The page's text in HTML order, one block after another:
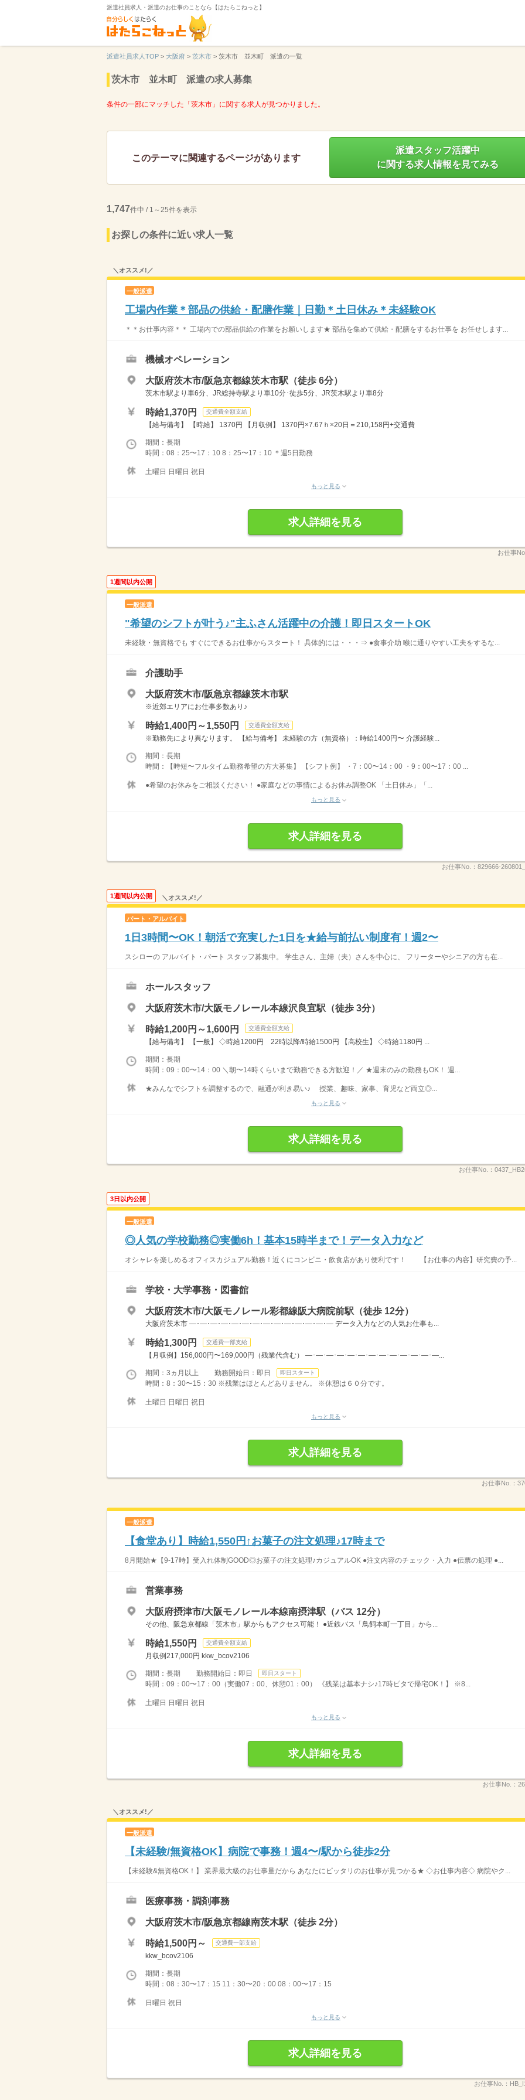
派遣社員求人・派遣のお仕事のことなら【はたらこねっと】
派遣社員求人TOP > 大阪府 > 茨木市 > 茨木市 並木町 派遣の一覧
茨木市 並木町 派遣の求人募集
条件の一部にマッチした「茨木市」に関する求人が見つかりました。
このテーマに関連するページがあります
派遣スタッフ活躍中
に関する求人情報を見てみる
1,747件中 / 1～25件を表示
お探しの条件に近い求人一覧
＼オススメ!／
一般派遣
工場内作業＊部品の供給・配膳作業｜日勤＊土日休み＊未経験OK
＊＊お仕事内容＊＊ 工場内での部品供給の作業をお願いします★ 部品を集めて供給・配膳をするお仕事を お任せします...
機械オペレーション
大阪府茨木市/阪急京都線茨木市駅（徒歩 6分）
茨木市駅より車6分、JR総持寺駅より車10分･徒歩5分、JR茨木駅より車8分
時給1,370円 交通費全額支給
【給与備考】 【時給】 1370円 【月収例】 1370円×7.67ｈ×20日＝210,158円+交通費
期間：長期
時間：08：25〜17：10 8：25〜17：10 ＊週5日勤務
土曜日 日曜日 祝日
もっと見る
求人詳細を見る
お仕事
1週間以内公開
一般派遣
"希望のシフトが叶う♪"主ふさん活躍中の介護！即日スタートOK
未経験・無資格でも すぐにできるお仕事からスタート！ 具体的には・・・⇒ ●食事介助 喉に通りやすい工夫をするな...
介護助手
大阪府茨木市/阪急京都線茨木市駅
※近郊エリアにお仕事多数あり♪
時給1,400円～1,550円 交通費全額支給
※勤務先により異なります。 【給与備考】 未経験の方（無資格）：時給1400円〜 介護経験...
期間：長期
時間：【時短〜フルタイム勤務希望の方大募集】 【シフト例】 ・7：00〜14：00 ・9：00〜17：00 ...
●希望のお休みをご相談ください！ ●家庭などの事情によるお休み調整OK 「土日休み」「...
もっと見る
求人詳細を見る
お仕事No.： 829666-
1週間以内公開 ＼オススメ!／
パート・アルバイト
1日3時間〜OK！朝活で充実した1日を★給与前払い制度有！週2〜
スシローの アルバイト・パート スタッフ募集中。 学生さん、主婦（夫）さんを中心に、 フリーターやシニアの方も在...
ホールスタッフ
大阪府茨木市/大阪モノレール本線沢良宜駅（徒歩 3分）
時給1,200円～1,600円 交通費全額支給
【給与備考】 【一般】 ◇時給1200円 22時以降/時給1500円 【高校生】 ◇時給1180円 ...
期間：長期
時間：09：00〜14：00 ＼朝〜14時くらいまで勤務できる方歓迎！／ ★週末のみの勤務もOK！ 週...
★みんなでシフトを調整するので、融通が利き易い♪ 授業、趣味、家事、育児など両立◎...
もっと見る
求人詳細を見る
お仕事No.：
3日以内公開
一般派遣
◎人気の学校勤務◎実働6h！基本15時半まで！データ入力など
オシャレを楽しめるオフィスカジュアル勤務！近くにコンビニ・飲食店があり便利です！ 【お仕事の内容】研究費の予...
学校・大学事務・図書館
大阪府茨木市/大阪モノレール彩都線阪大病院前駅（徒歩 12分）
大阪府茨木市 ―･―･―･―･―･―･―･―･―･―･―･―･―･― データ入力などの人気お仕事も...
時給1,300円 交通費一部支給
【月収例】156,000円〜169,000円（残業代含む） ―･―･―･―･―･―･―･―･―･―･―･―･―...
期間：3ヵ月以上 勤務開始日：即日 即日スタート
時間：8：30〜15：30 ※残業はほとんどありません。 ※休憩は６０分です。
土曜日 日曜日 祝日
もっと見る
求人詳細を見る
お仕事No.：
一般派遣
【食堂あり】時給1,550円↑お菓子の注文処理♪17時まで
8月開始★【9-17時】受入れ体制GOOD◎お菓子の注文処理♪カジュアルOK ●注文内容のチェック・入力 ●伝票の処理 ●...
営業事務
大阪府摂津市/大阪モノレール本線南摂津駅（バス 12分）
その他、阪急京都線「茨木市」駅からもアクセス可能！ ●近鉄バス「鳥飼本町一丁目」から...
時給1,550円 交通費全額支給
月収例217,000円 kkw_bcov2106
期間：長期 勤務開始日：即日 即日スタート
時間：09：00〜17：00（実働07：00、休憩01：00） 《残業は基本ナシ♪17時ピタで帰宅OK！】 ※8...
土曜日 日曜日 祝日
もっと見る
求人詳細を見る
お仕事No.：
＼オススメ!／
一般派遣
【未経験/無資格OK】病院で事務！週4〜/駅から徒歩2分
【未経験&無資格OK！】 業界最大級のお仕事量だから あなたにピッタリのお仕事が見つかる★ ◇お仕事内容◇ 病院やク...
医療事務・調剤事務
大阪府茨木市/阪急京都線南茨木駅（徒歩 2分）
時給1,500円～ 交通費一部支給
kkw_bcov2106
期間：長期
時間：08：30〜17：15 11：30〜20：00 08：00〜17：15
日曜日 祝日
もっと見る
求人詳細を見る
お仕事No.：